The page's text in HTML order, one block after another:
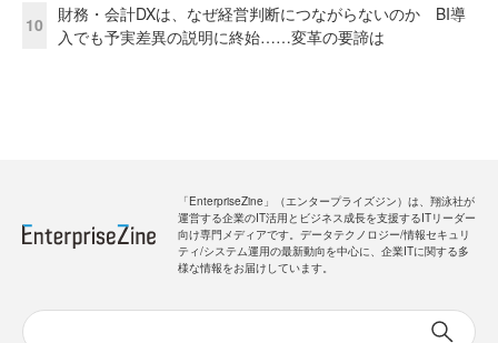
10
財務・会計DXは、なぜ経営判断につながらないのか BI導
入でも予実差異の説明に終始……変革の要諦は
「EnterpriseZine」（エンタープライズジン）は、翔泳社が
運営する企業のIT活用とビジネス成長を支援するITリーダー
向け専門メディアです。データテクノロジー/情報セキュリ
ティ/システム運用の最新動向を中心に、企業ITに関する多
様な情報をお届けしています。